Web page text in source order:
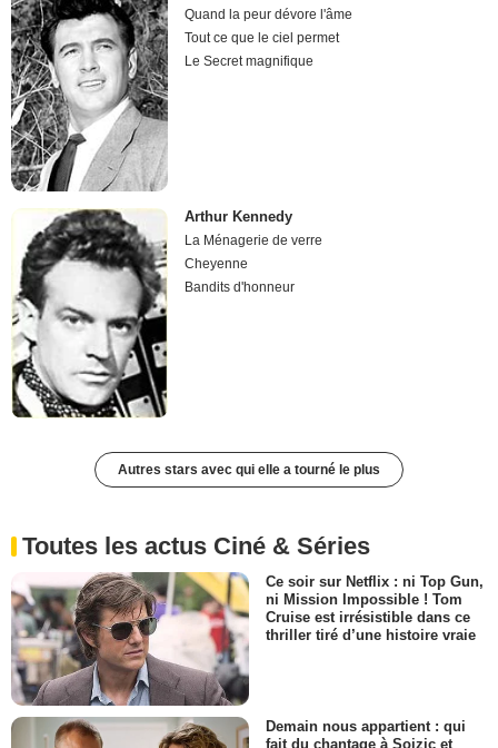
Quand la peur dévore l'âme
Tout ce que le ciel permet
Le Secret magnifique
Arthur Kennedy
La Ménagerie de verre
Cheyenne
Bandits d'honneur
Autres stars avec qui elle a tourné le plus
Toutes les actus Ciné & Séries
Ce soir sur Netflix : ni Top Gun,
ni Mission Impossible ! Tom
Cruise est irrésistible dans ce
thriller tiré d’une histoire vraie
Demain nous appartient : qui
fait du chantage à Soizic et